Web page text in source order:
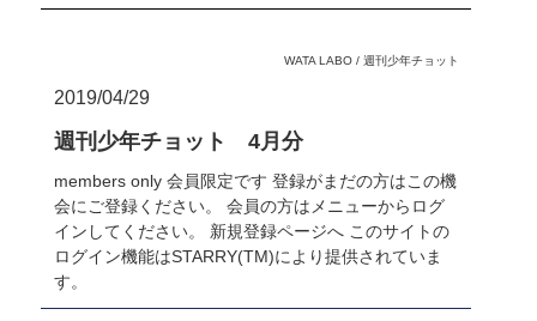
WATA LABO/ 週刊少年チョット
2019/04/29
週刊少年チョット 4月分
members only 会員限定です 登録がまだの方はこの機
会にご登録ください。 会員の方はメニューからログ
インしてください。 新規登録ページへ このサイトの
ログイン機能はSTARRY(TM)により提供されていま
す。